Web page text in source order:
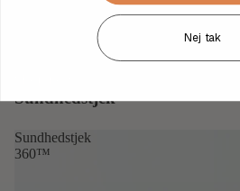
Prøvetagningssteder i
Prøvetagningssteder i 40 forskellige
forskellige regioner.
Sundhedstjek
Sundhedstjek
360™
Nej tak